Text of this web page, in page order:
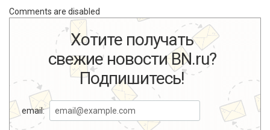
Comments are disabled
Хотите получать
свежие новости BN.ru?
Подпишитесь!
email: